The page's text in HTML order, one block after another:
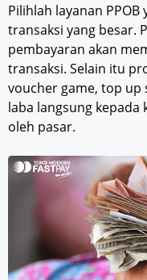
Pilihlah layanan
transaksi yang besar.
pembayaran akan
transaksi. Selain itu
voucher game, top up
laba langsung kepada
oleh pasar.